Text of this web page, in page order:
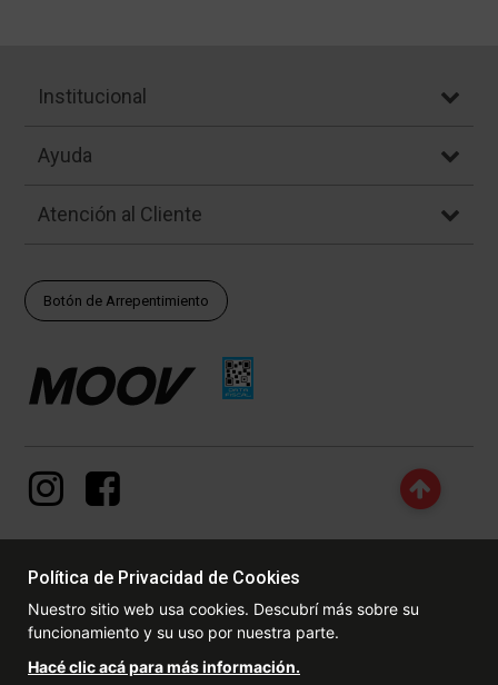
Institucional
Ayuda
Atención al Cliente
Botón de Arrepentimiento
DERECHOS RESERVADOS. Las fotos contenidas en este site, el
logotipo y las marcas son propiedad de www.dexter.com.ar y/o de
sus respectivos titulares. Está prohibida la reproducción total o
parcial, sin la expresa autorización de la administradora de la
Política de Privacidad de Cookies
Nuestro sitio web usa cookies. Descubrí más sobre su
funcionamiento y su uso por nuestra parte.
Hacé clic acá para más información.